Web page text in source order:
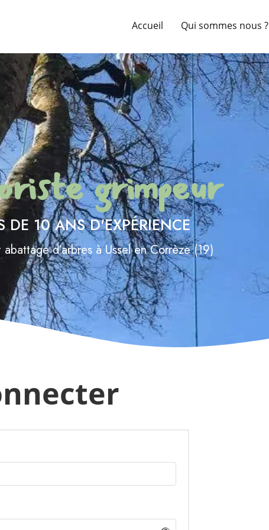
Accueil Qui sommes nous ?
grimpeur
DE 10 ANS D'EXPÉRIENCE
d’arbres à Ussel en Corrèze (19)